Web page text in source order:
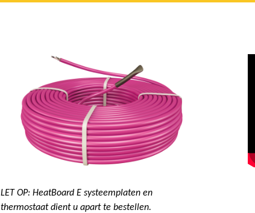
LET OP: HeatBoard E systeemplaten en
thermostaat dient u apart te bestellen.